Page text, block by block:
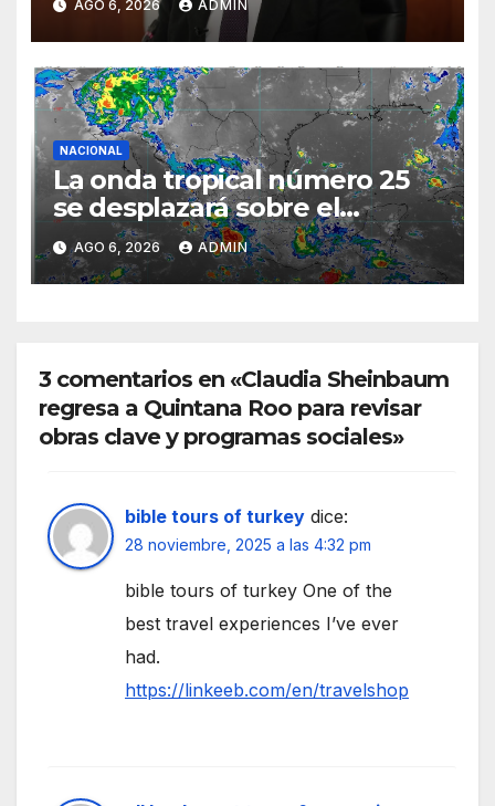
semestre mediante el diálogo
AGO 6, 2026 ADMIN
NACIONAL
La onda tropical número 25
se desplazará sobre el
sureste mexicano
AGO 6, 2026 ADMIN
3 comentarios en «Claudia Sheinbaum
regresa a Quintana Roo para revisar
obras clave y programas sociales»
bible tours of turkey dice:
28 noviembre, 2025 a las 4:32 pm
bible tours of turkey One of the
best travel experiences I’ve ever
had.
https://linkeeb.com/en/travelshop